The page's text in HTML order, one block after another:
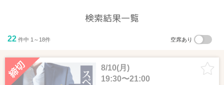
検索結果一覧
22 件中 1～18件 空席あり
8/10(月)
19:30〜21:00